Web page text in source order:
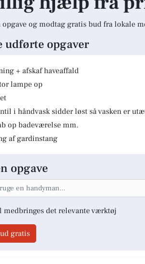
og modtag gratis bud fra lokale
udførte opgaver
+ afskaf haveaffald
lampe op
i håndvask sidder løst så vasken er
op badeværelse mm.
af gardinstang
opgave
medbringes det relevante værktøj
gratis